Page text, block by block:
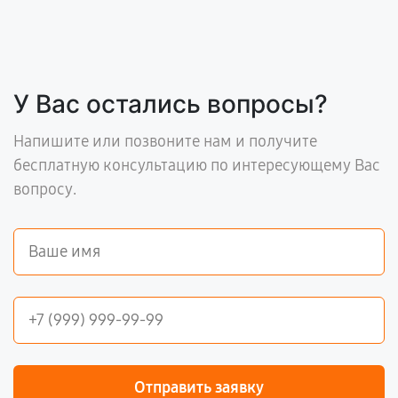
У Вас остались вопросы?
Напишите или позвоните нам и получите
бесплатную консультацию по интересующему Вас
вопросу.
Отправить заявку